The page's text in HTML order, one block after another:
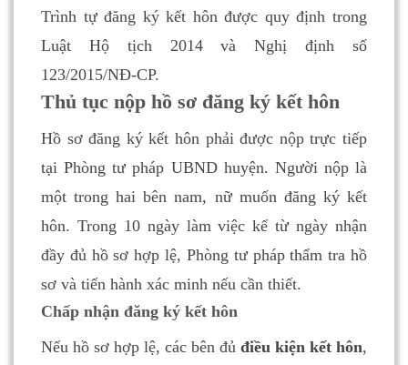
Trình tự đăng ký kết hôn được quy định trong
Luật Hộ tịch 2014 và Nghị định số
123/2015/NĐ-CP.
Thủ tục nộp hồ sơ đăng ký kết hôn
Hồ sơ đăng ký kết hôn phải được nộp trực tiếp
tại Phòng tư pháp UBND huyện. Người nộp là
một trong hai bên nam, nữ muốn đăng ký kết
hôn. Trong 10 ngày làm việc kể từ ngày nhận
đầy đủ hồ sơ hợp lệ, Phòng tư pháp thẩm tra hồ
sơ và tiến hành xác minh nếu cần thiết.
Chấp nhận đăng ký kết hôn
Nếu hồ sơ hợp lệ, các bên đủ điều kiện kết hôn,